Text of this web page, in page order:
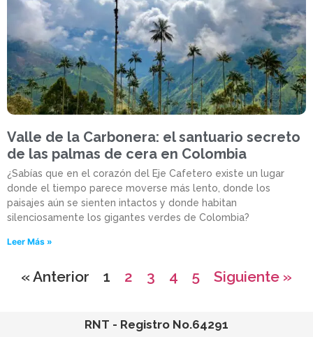
Valle de la Carbonera: el santuario secreto
de las palmas de cera en Colombia
¿Sabías que en el corazón del Eje Cafetero existe un lugar
donde el tiempo parece moverse más lento, donde los
paisajes aún se sienten intactos y donde habitan
silenciosamente los gigantes verdes de Colombia?
Leer Más »
« Anterior 1 2 3 4 5 Siguiente »
RNT - Registro No.64291